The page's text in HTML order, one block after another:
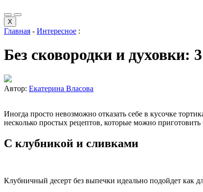
X
Главная - Интересное :
Без сковородки и духовки:
Автор: Екатерина Власова
Иногда просто невозможно отказать себе в кусочке
несколько простых рецептов, которые можно
С клубникой и сливками
Клубничный десерт без выпечки идеально подойдет как